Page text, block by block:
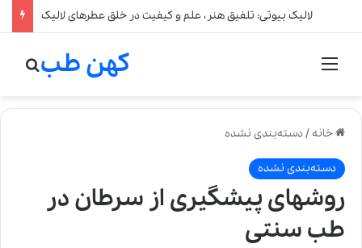
لالیک بیوتی: تلفیق هنر، علم و کیفیت در خلق عطرهای لالیک
منو کهن طب
خانه/دسته‌بندی نشده
دسته‌بندی نشده
روشهای پیشگیری از سرطان در
طب سنتی